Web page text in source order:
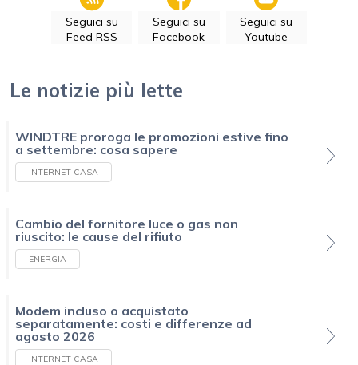
Seguici su
Feed RSS
Seguici su
Facebook
Seguici su
Youtube
Le notizie più lette
WINDTRE proroga le promozioni estive fino
a settembre: cosa sapere
INTERNET CASA
Cambio del fornitore luce o gas non
riuscito: le cause del rifiuto
ENERGIA
Modem incluso o acquistato
separatamente: costi e differenze ad
agosto 2026
INTERNET CASA